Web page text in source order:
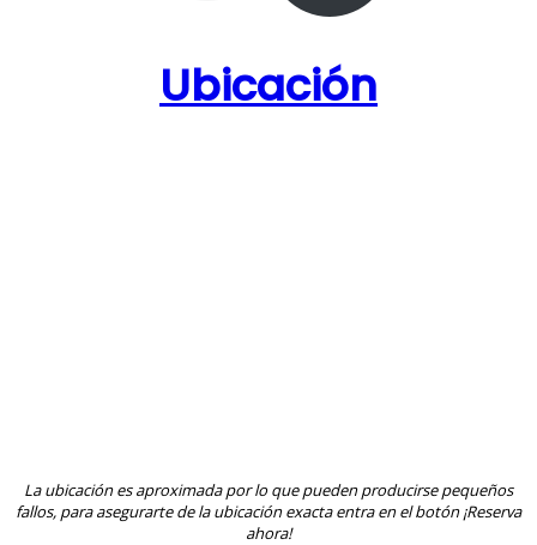
Ubicación
La ubicación es aproximada por lo que pueden producirse pequeños
fallos, para asegurarte de la ubicación exacta entra en el botón ¡Reserva
ahora!